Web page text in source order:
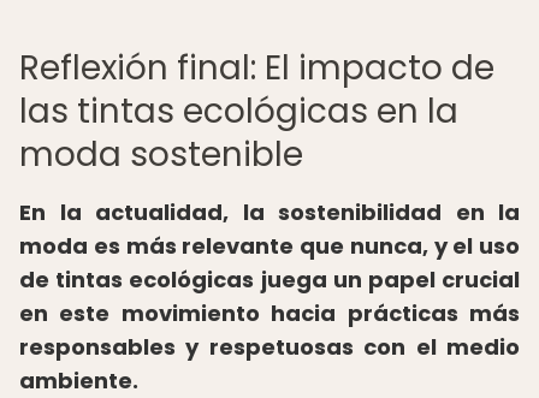
Reflexión final: El impacto de
las tintas ecológicas en la
moda sostenible
En la actualidad, la sostenibilidad en la
moda es más relevante que nunca, y el uso
de tintas ecológicas juega un papel crucial
en este movimiento hacia prácticas más
responsables y respetuosas con el medio
ambiente.